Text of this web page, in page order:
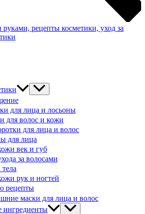
для лица и лосьоны
для волос и кожи
для лица и волос
для лица
век и губ
за волосами
рук и ногтей
рецепты
маски для лица и волос
ингредиенты